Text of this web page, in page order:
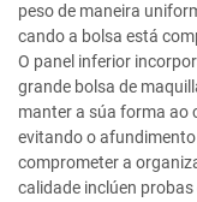
peso de maneira
cando a bolsa está
O panel inferior
grande bolsa de
manter a súa forma ao
evitando o
comprometer a
calidade inclúen